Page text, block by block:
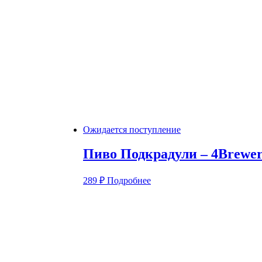
Ожидается поступление
Пиво Подкрадули –
289 ₽ Подробнее